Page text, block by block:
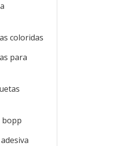
coloridas
para
bopp